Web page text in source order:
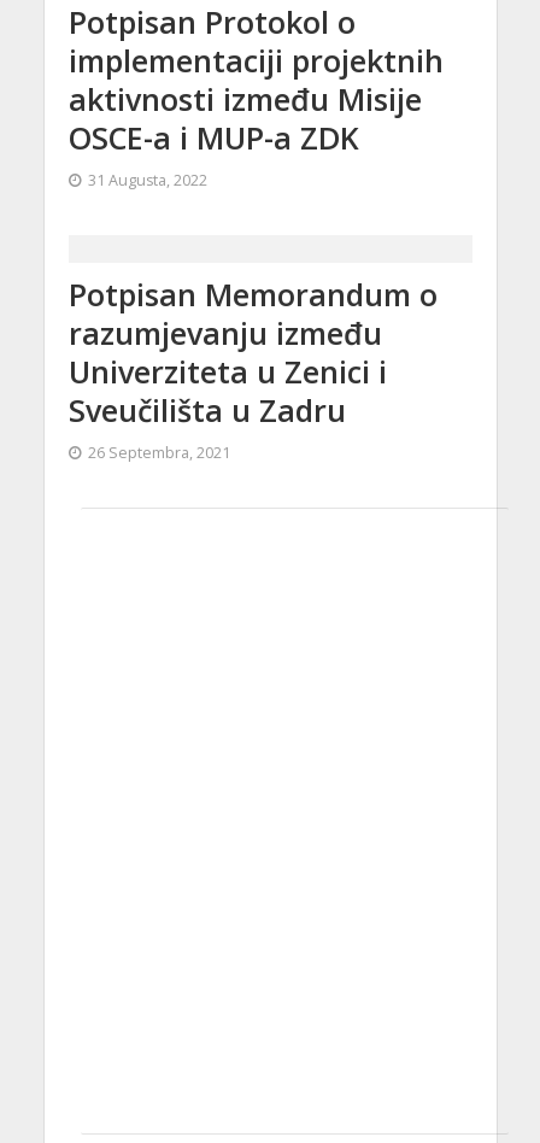
Potpisan Protokol o
implementaciji projektnih
aktivnosti između Misije
OSCE-a i MUP-a ZDK
31 Augusta, 2022
Potpisan Memorandum o
razumjevanju između
Univerziteta u Zenici i
Sveučilišta u Zadru
26 Septembra, 2021